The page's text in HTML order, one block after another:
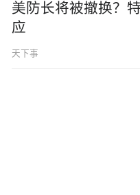
美防长将被撤换？
应
天下事